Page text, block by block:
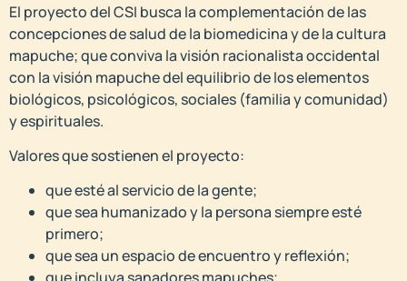
El proyecto del CSI busca la complementación de las
concepciones de salud de la biomedicina y de la cultura
mapuche; que conviva la visión racionalista occidental
con la visión mapuche del equilibrio de los elementos
biológicos, psicológicos, sociales (familia y comunidad)
y espirituales.
Valores que sostienen el proyecto:
que esté al servicio de la gente;
que sea humanizado y la persona siempre esté
primero;
que sea un espacio de encuentro y reflexión;